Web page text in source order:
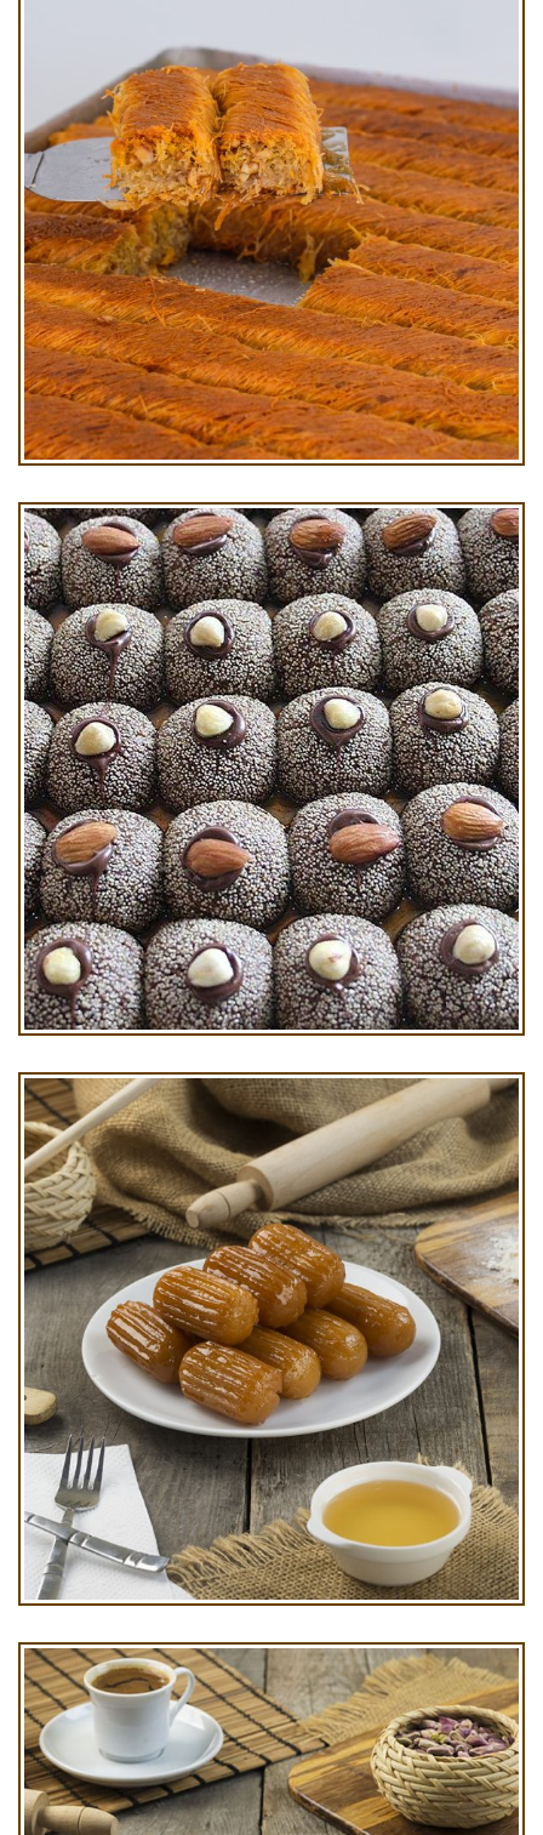
Kadayıf Cevizli Burma Kg
Bal Badem Kg
Osmanlı Tulumbası Kg